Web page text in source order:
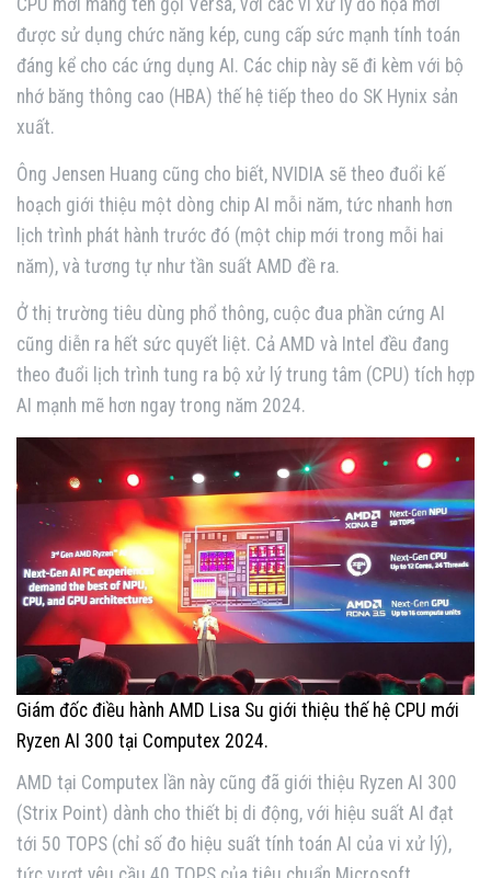
CPU mới mang tên gọi Versa, với các vi xử lý đồ họa mới
được sử dụng chức năng kép, cung cấp sức mạnh tính toán
đáng kể cho các ứng dụng AI. Các chip này sẽ đi kèm với bộ
nhớ băng thông cao (HBA) thế hệ tiếp theo do SK Hynix sản
xuất.
Ông Jensen Huang cũng cho biết, NVIDIA sẽ theo đuổi kế
hoạch giới thiệu một dòng chip AI mỗi năm, tức nhanh hơn
lịch trình phát hành trước đó (một chip mới trong mỗi hai
năm), và tương tự như tần suất AMD đề ra.
Ở thị trường tiêu dùng phổ thông, cuộc đua phần cứng AI
cũng diễn ra hết sức quyết liệt. Cả AMD và Intel đều đang
theo đuổi lịch trình tung ra bộ xử lý trung tâm (CPU) tích hợp
AI mạnh mẽ hơn ngay trong năm 2024.
Giám đốc điều hành AMD Lisa Su giới thiệu thế hệ CPU mới
Ryzen AI 300 tại Computex 2024.
AMD tại Computex lần này cũng đã giới thiệu Ryzen AI 300
(Strix Point) dành cho thiết bị di động, với hiệu suất AI đạt
tới 50 TOPS (chỉ số đo hiệu suất tính toán AI của vi xử lý),